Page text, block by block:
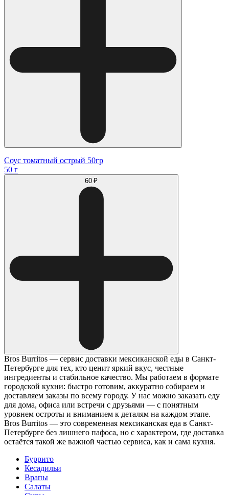
Соус томатный острый 50гр
50 г
60 ₽
Bros Burritos — сервис доставки мексиканской еды в Санкт-
Петербурге для тех, кто ценит яркий вкус, честные
ингредиенты и стабильное качество. Мы работаем в формате
городской кухни: быстро готовим, аккуратно собираем и
доставляем заказы по всему городу. У нас можно заказать еду
для дома, офиса или встречи с друзьями — с понятным
уровнем остроты и вниманием к деталям на каждом этапе.
Bros Burritos — это современная мексиканская еда в Санкт-
Петербурге без лишнего пафоса, но с характером, где доставка
остаётся такой же важной частью сервиса, как и сама кухня.
Буррито
Кесадильи
Врапы
Салаты